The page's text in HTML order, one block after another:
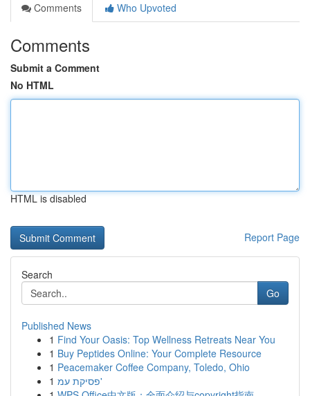
Comments
Who Upvoted
Comments
Submit a Comment
No HTML
HTML is disabled
Report Page
Search
Go
Published News
1 Find Your Oasis: Top Wellness Retreats Near You
1 Buy Peptides Online: Your Complete Resource
1 Peacemaker Coffee Company, Toledo, Ohio
1
פסיקת עמ'